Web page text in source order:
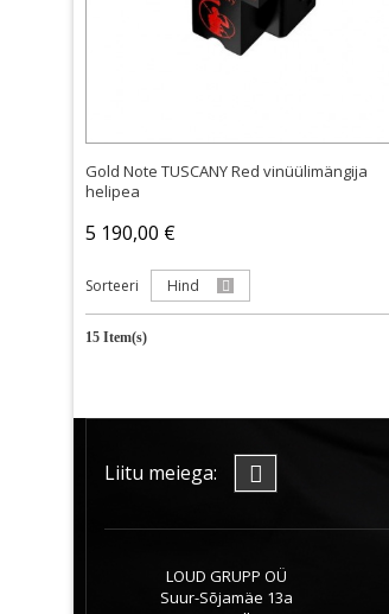
Gold Note TUSCANY Red vinüülimängija
helipea
5 190,00 €
Sorteeri Hind
15 Item(s)
Liitu meiega:
LOUD GRUPP OÜ
Suur-Sõjamäe 13a